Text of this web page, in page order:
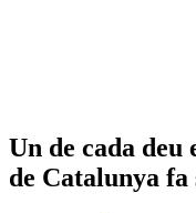
Un de cada deu
de Catalunya